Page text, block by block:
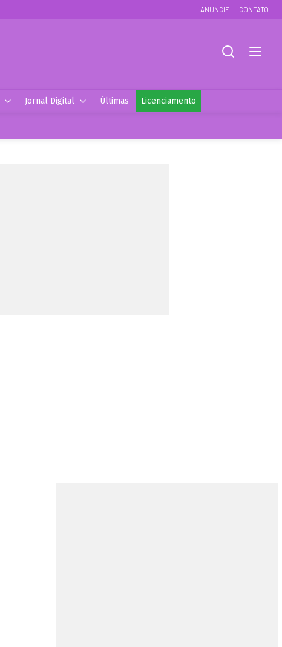
ANUNCIE CONTATO
Jornal Digital Últimas Licenciamento